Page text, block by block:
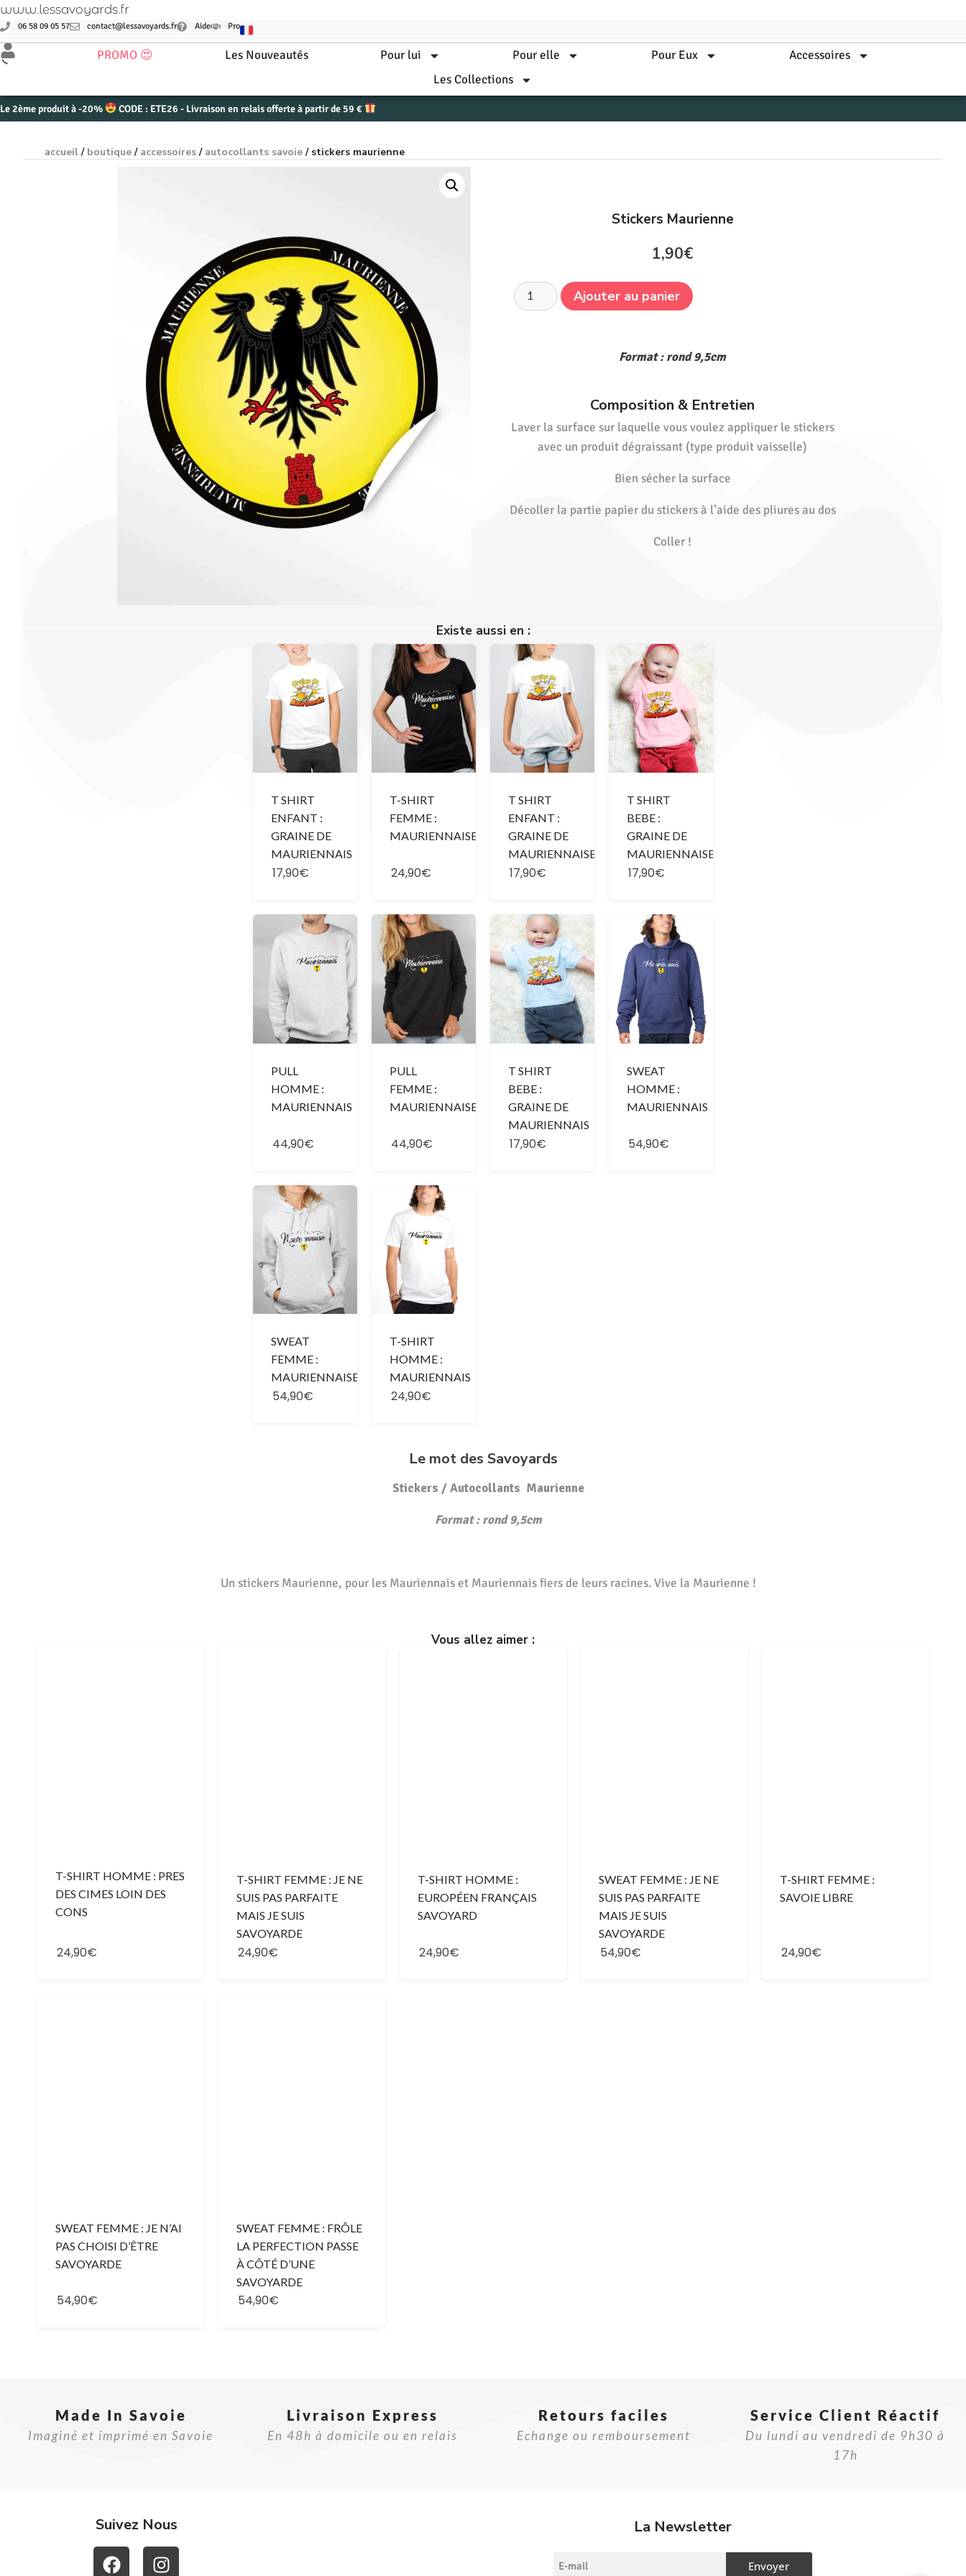
www.lessavoyards.fr
06 58 09 05 57 contact@lessavoyards.fr Aide Pro
PROMO 😍 Les Nouveautés Pour lui Pour elle Pour Eux
Accessoires
Les Collections
Le 2ème produit à -20% CODE : ETE26 - Livraison en relais offerte à partir de 59 €
accueil / boutique / accessoires / autocollants savoie / stickers maurienne
Stickers Maurienne
1,90€
Ajouter au panier
Format : rond 9,5cm
Composition & Entretien
Laver la surface sur laquelle vous voulez appliquer le stickers
avec un produit dégraissant (type produit vaisselle)
Bien sécher la surface
Décoller la partie papier du stickers à l’aide des pliures au dos
Coller !
Existe aussi en :
T SHIRT
ENFANT :
GRAINE DE
MAURIENNAIS
17,90€
T-SHIRT
FEMME :
MAURIENNAISE
24,90€
T SHIRT
ENFANT :
GRAINE DE
MAURIENNAISE
17,90€
T SHIRT
BEBE :
GRAINE DE
MAURIENNAISE
17,90€
PULL
HOMME :
MAURIENNAIS
44,90€
PULL
FEMME :
MAURIENNAISE
44,90€
T SHIRT
BEBE :
GRAINE DE
MAURIENNAIS
17,90€
SWEAT
HOMME :
MAURIENNAIS
54,90€
SWEAT
FEMME :
MAURIENNAISE
54,90€
T-SHIRT
HOMME :
MAURIENNAIS
24,90€
Le mot des Savoyards
Stickers / Autocollants Maurienne
Format : rond 9,5cm
Un stickers Maurienne, pour les Mauriennais et Mauriennais fiers de leurs racines. Vive la Maurienne !
Vous allez aimer :
T-SHIRT HOMME : PRES
DES CIMES LOIN DES
CONS
24,90€
T-SHIRT FEMME : JE NE
SUIS PAS PARFAITE
MAIS JE SUIS
SAVOYARDE
24,90€
T-SHIRT HOMME :
EUROPÉEN FRANÇAIS
SAVOYARD
24,90€
SWEAT FEMME : JE NE
SUIS PAS PARFAITE
MAIS JE SUIS
SAVOYARDE
54,90€
T-SHIRT FEMME :
SAVOIE LIBRE
24,90€
SWEAT FEMME : JE N’AI
PAS CHOISI D’ÊTRE
SAVOYARDE
54,90€
SWEAT FEMME : FRÔLE
LA PERFECTION PASSE
À CÔTÉ D’UNE
SAVOYARDE
54,90€
Made In Savoie​
Imaginé et imprimé en Savoie
Livraison Express
En 48h à domicile ou en relais
Retours faciles
Echange ou remboursement
Service Client Réactif​
Du lundi au vendredi de 9h30 à
17h
Suivez Nous La Newsletter
Envoyer